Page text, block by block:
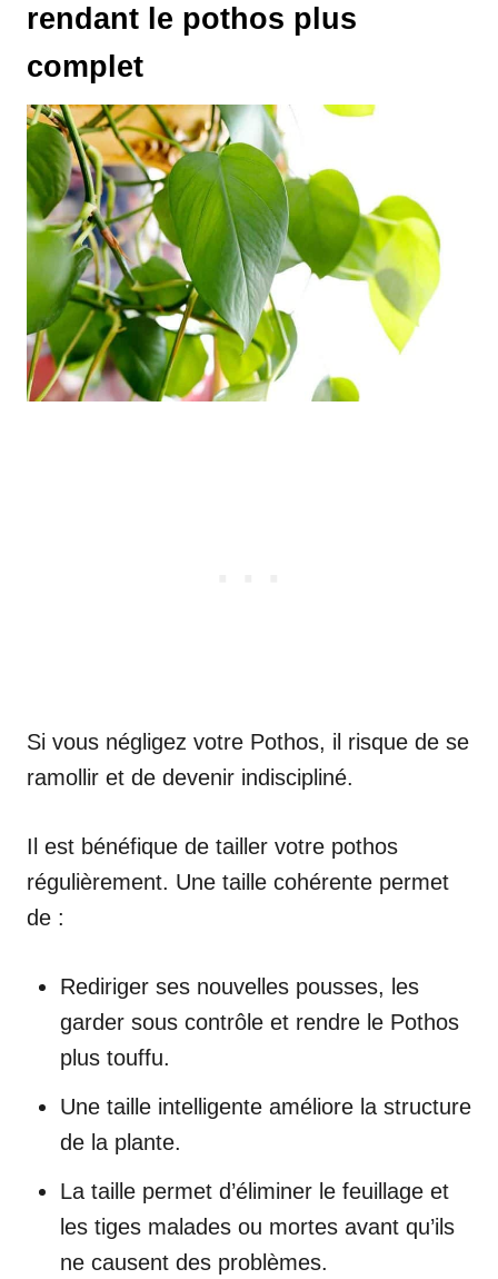
rendant le pothos plus
complet
Si vous négligez votre Pothos, il risque de se
ramollir et de devenir indiscipliné.
Il est bénéfique de tailler votre pothos
régulièrement. Une taille cohérente permet
de :
Rediriger ses nouvelles pousses, les
garder sous contrôle et rendre le Pothos
plus touffu.
Une taille intelligente améliore la structure
de la plante.
La taille permet d’éliminer le feuillage et
les tiges malades ou mortes avant qu’ils
ne causent des problèmes.